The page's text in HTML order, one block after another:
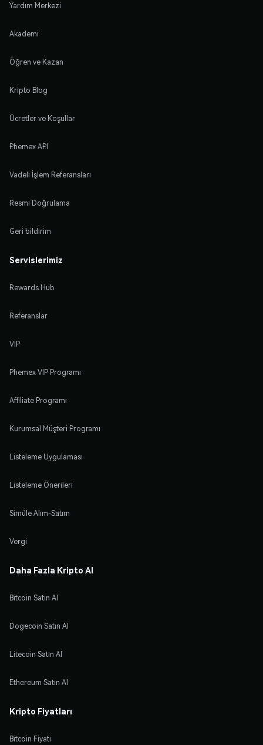
Yardım Merkezi
Akademi
Öğren ve Kazan
Kripto Blog
Ücretler ve Koşullar
Phemex API
Vadeli İşlem Referansları
Resmi Doğrulama
Geri bildirim
Servislerimiz
Rewards Hub
Referanslar
VIP
Phemex VIP Programı
Affiliate Programı
Kurumsal Müşteri Programı
Listeleme Uygulaması
Listeleme Önerileri
Simüle Alım-Satım
Vergi
Daha Fazla Kripto Al
Bitcoin Satın Al
Dogecoin Satın Al
Litecoin Satın Al
Ethereum Satın Al
Kripto Fiyatları
Bitcoin Fiyatı